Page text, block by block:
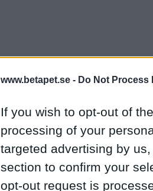
www.betapet.se - Do Not Process
If you wish to opt-out of
processing of your
targeted advertising by
section to confirm your
opt-out request is